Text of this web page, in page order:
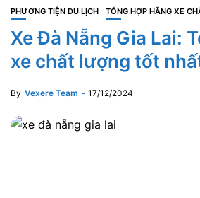
PHƯƠNG TIỆN DU LỊCH TỔNG HỢP HÃNG XE
Xe Đà Nẵng Gia Lai:
xe chất lượng tốt
By Vexere Team 17/12/2024